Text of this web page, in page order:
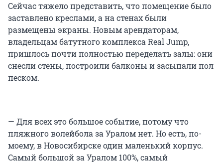
Сейчас тяжело представить, что помещение было
заставлено креслами, а на стенах были
размещены экраны. Новым арендаторам,
владельцам батутного комплекса Real Jump,
пришлось почти полностью переделать залы: они
снесли стены, построили балконы и засыпали пол
песком.
— Для всех это большое событие, потому что
пляжного волейбола за Уралом нет. Но есть, по-
моему, в Новосибирске один маленький корпус.
Самый большой за Уралом 100%, самый